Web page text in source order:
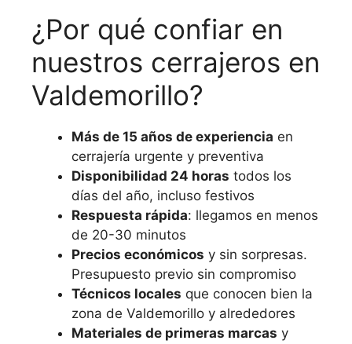
¿Por qué confiar en
nuestros cerrajeros en
Valdemorillo?
Más de 15 años de experiencia en
cerrajería urgente y preventiva
Disponibilidad 24 horas todos los
días del año, incluso festivos
Respuesta rápida: llegamos en menos
de 20-30 minutos
Precios económicos y sin sorpresas.
Presupuesto previo sin compromiso
Técnicos locales que conocen bien la
zona de Valdemorillo y alrededores
Materiales de primeras marcas y